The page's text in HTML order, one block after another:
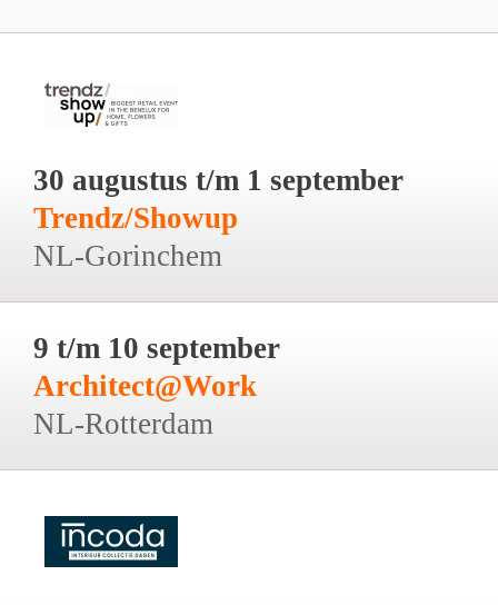
30 augustus t/m 1 september
Trendz/Showup
NL-Gorinchem
9 t/m 10 september
Architect@Work
NL-Rotterdam